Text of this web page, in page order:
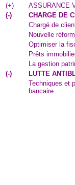
(+)
ASSURANCE
(-)
CHARGE DE
Chargé de
Nouvelle
Optimiser la
Prêts
La gestion
(-)
LUTTE
Techniques et
bancaire